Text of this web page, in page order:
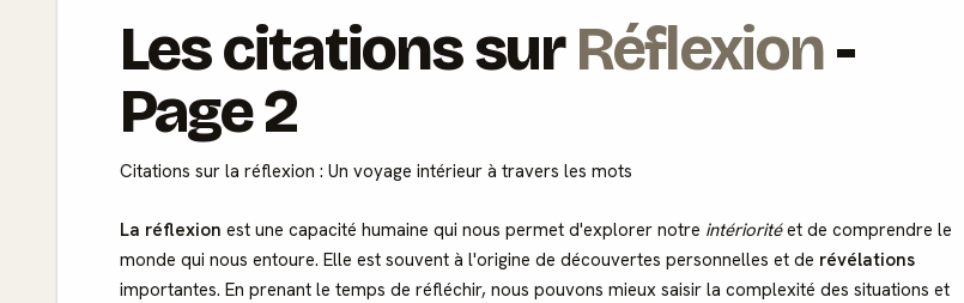
Les citations surRéflexion-
Page 2
Citations sur la réflexion : Un voyage intérieur à travers les mots
La réflexion est une capacité humaine qui nous permet d'explorer notre intérioritéet de comprendre le
monde qui nous entoure. Elle est souvent à l'origine de découvertes personnelles et de révélations
importantes. En prenant le temps de réfléchir, nous pouvons mieux saisir la complexité des situations et